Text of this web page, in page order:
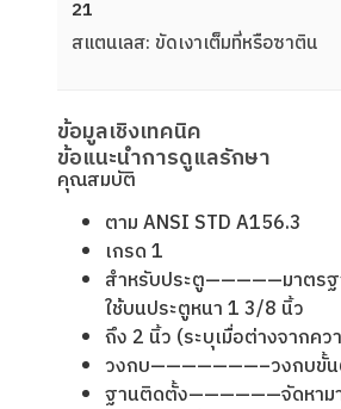
21
สแตนเลส: ขัดเงาเต็มที่หรือซาติน
ข้อมูลเชิงเทคนิค
ข้อแนะนำการดูแลรักษา
คุณสมบัติ
ตาม ANSI STD A156.3
เกรด 1
สำหรับประตู—————มาตรฐ
ใช้บนประตูหนา 1 3/8 นิ้ว
ถึง 2 นิ้ว (ระบุเมื่อต่างจากค
วงกบ———————–วงกบขั้น
ฐานติดตั้ง——————จัดหาม